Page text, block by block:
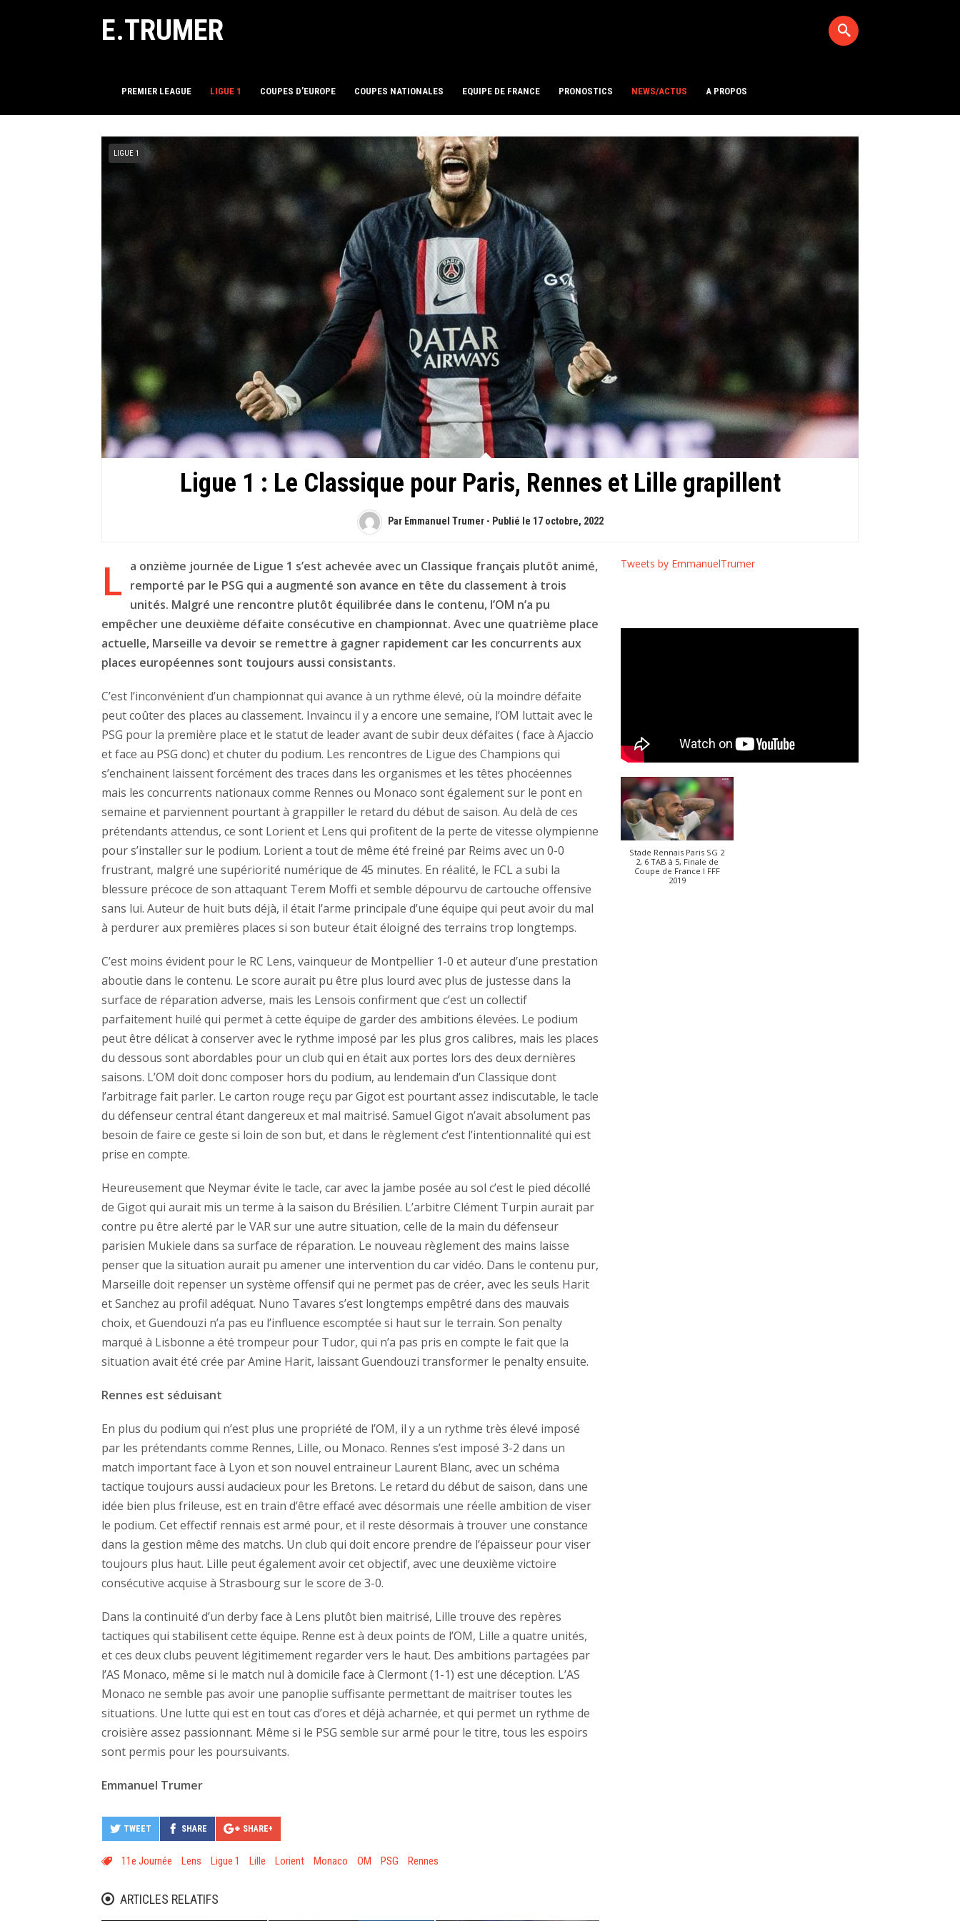
E.TRUMER
PREMIER LEAGUE LIGUE 1 COUPES D’EUROPE COUPES NATIONALES EQUIPE DE FRANCE PRONOSTICS NEWS/ACTUS A PROPOS
LIGUE 1
Ligue 1 : Le Classique pour Paris, Rennes et Lille grapillent
Par Emmanuel Trumer - Publié le 17 octobre, 2022
L a onzième journée de Ligue 1 s’est achevée avec un Classique français plutôt animé,
remporté par le PSG qui a augmenté son avance en tête du classement à trois
unités. Malgré une rencontre plutôt équilibrée dans le contenu, l’OM n’a pu
empêcher une deuxième défaite consécutive en championnat. Avec une quatrième place
actuelle, Marseille va devoir se remettre à gagner rapidement car les concurrents aux
places européennes sont toujours aussi consistants.
C’est l’inconvénient d’un championnat qui avance à un rythme élevé, où la moindre défaite
peut coûter des places au classement. Invaincu il y a encore une semaine, l’OM luttait avec le
PSG pour la première place et le statut de leader avant de subir deux défaites ( face à Ajaccio
et face au PSG donc) et chuter du podium. Les rencontres de Ligue des Champions qui
s’enchainent laissent forcément des traces dans les organismes et les têtes phocéennes
mais les concurrents nationaux comme Rennes ou Monaco sont également sur le pont en
semaine et parviennent pourtant à grappiller le retard du début de saison. Au delà de ces
prétendants attendus, ce sont Lorient et Lens qui profitent de la perte de vitesse olympienne
pour s’installer sur le podium. Lorient a tout de même été freiné par Reims avec un 0-0
frustrant, malgré une supériorité numérique de 45 minutes. En réalité, le FCL a subi la
blessure précoce de son attaquant Terem Moffi et semble dépourvu de cartouche offensive
sans lui. Auteur de huit buts déjà, il était l’arme principale d’une équipe qui peut avoir du mal
à perdurer aux premières places si son buteur était éloigné des terrains trop longtemps.
C’est moins évident pour le RC Lens, vainqueur de Montpellier 1-0 et auteur d’une prestation
aboutie dans le contenu. Le score aurait pu être plus lourd avec plus de justesse dans la
surface de réparation adverse, mais les Lensois confirment que c’est un collectif
parfaitement huilé qui permet à cette équipe de garder des ambitions élevées. Le podium
peut être délicat à conserver avec le rythme imposé par les plus gros calibres, mais les places
du dessous sont abordables pour un club qui en était aux portes lors des deux dernières
saisons. L’OM doit donc composer hors du podium, au lendemain d’un Classique dont
l’arbitrage fait parler. Le carton rouge reçu par Gigot est pourtant assez indiscutable, le tacle
du défenseur central étant dangereux et mal maitrisé. Samuel Gigot n’avait absolument pas
besoin de faire ce geste si loin de son but, et dans le règlement c’est l’intentionnalité qui est
prise en compte.
Heureusement que Neymar évite le tacle, car avec la jambe posée au sol c’est le pied décollé
de Gigot qui aurait mis un terme à la saison du Brésilien. L’arbitre Clément Turpin aurait par
contre pu être alerté par le VAR sur une autre situation, celle de la main du défenseur
parisien Mukiele dans sa surface de réparation. Le nouveau règlement des mains laisse
penser que la situation aurait pu amener une intervention du car vidéo. Dans le contenu pur,
Marseille doit repenser un système offensif qui ne permet pas de créer, avec les seuls Harit
et Sanchez au profil adéquat. Nuno Tavares s’est longtemps empêtré dans des mauvais
choix, et Guendouzi n’a pas eu l’influence escomptée si haut sur le terrain. Son penalty
marqué à Lisbonne a été trompeur pour Tudor, qui n’a pas pris en compte le fait que la
situation avait été crée par Amine Harit, laissant Guendouzi transformer le penalty ensuite.
Rennes est séduisant
En plus du podium qui n’est plus une propriété de l’OM, il y a un rythme très élevé imposé
par les prétendants comme Rennes, Lille, ou Monaco. Rennes s’est imposé 3-2 dans un
match important face à Lyon et son nouvel entraineur Laurent Blanc, avec un schéma
tactique toujours aussi audacieux pour les Bretons. Le retard du début de saison, dans une
idée bien plus frileuse, est en train d’être effacé avec désormais une réelle ambition de viser
le podium. Cet effectif rennais est armé pour, et il reste désormais à trouver une constance
dans la gestion même des matchs. Un club qui doit encore prendre de l’épaisseur pour viser
toujours plus haut. Lille peut également avoir cet objectif, avec une deuxième victoire
consécutive acquise à Strasbourg sur le score de 3-0.
Dans la continuité d’un derby face à Lens plutôt bien maitrisé, Lille trouve des repères
tactiques qui stabilisent cette équipe. Renne est à deux points de l’OM, Lille a quatre unités,
et ces deux clubs peuvent légitimement regarder vers le haut. Des ambitions partagées par
l’AS Monaco, même si le match nul à domicile face à Clermont (1-1) est une déception. L’AS
Monaco ne semble pas avoir une panoplie suffisante permettant de maitriser toutes les
situations. Une lutte qui est en tout cas d’ores et déjà acharnée, et qui permet un rythme de
croisière assez passionnant. Même si le PSG semble sur armé pour le titre, tous les espoirs
sont permis pour les poursuivants.
Emmanuel Trumer
TWEET SHARE SHARE+
11e Journée Lens Ligue 1 Lille Lorient Monaco OM PSG Rennes
ARTICLES RELATIFS
Tweets by EmmanuelTrumer
Stade Rennais Paris SG 2
2, 6 TAB à 5, Finale de
Coupe de France I FFF
2019